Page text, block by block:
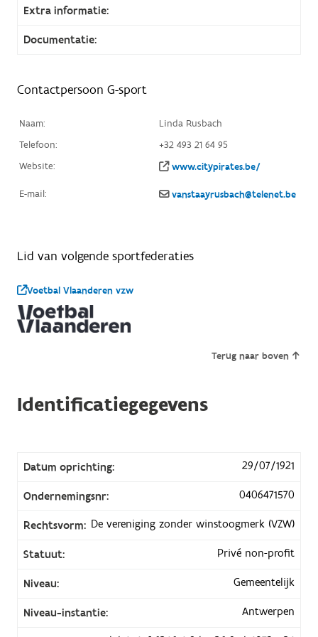
Extra informatie:
Documentatie:
Contactpersoon G-sport
Naam:
Linda Rusbach
Telefoon:
+32 493 21 64 95
Website:
www.citypirates.be/
E-mail: vanstaayrusbach@telenet.be
Lid van volgende sportfederaties
Voetbal Vlaanderen vzw
Terug naar boven
Identificatiegegevens
Datum oprichting: 29/07/1921
Ondernemingsnr: 0406471570
Rechtsvorm: De vereniging zonder winstoogmerk (VZW)
Statuut: Privé non-profit
Niveau: Gemeentelijk
Niveau-instantie: Antwerpen